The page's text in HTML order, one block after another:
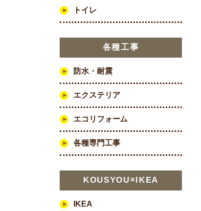
トイレ
各種工事
防水・耐震
エクステリア
エコリフォーム
各種専門工事
KOUSYOU×IKEA
IKEA